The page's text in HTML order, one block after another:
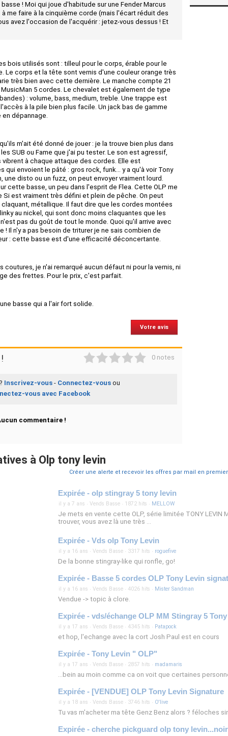
! Moi qui joue d'habitude sur une Fender Marcus
me faire à la cinquième corde (mais l'écart réduit des
avez l'occasion de l'acquérir : jetez-vous dessus ! Et
bois utilisés sont : tilleul pour le corps, érable pour le
Le corps et la tête sont vernis d'une couleur orange très
très bien avec cette dernière. Le manche compte 21
5 cordes. Le chevalet est également de type
: volume, bass, medium, treble. Une trappe est
à la pile bien plus facile. Un jack bas de gamme
dépannage.
m'ait été donné de jouer : je la trouve bien plus dans
SUB ou Fame que j'ai pu tester. Le son est agressif,
à chaque attaque des cordes. Elle est
envoient le pâté : gros rock, funk... y a qu'à voir Tony
disto ou un fuzz, on peut envoyer vraiment lourd.
cette basse, un peu dans l'esprit de Flea. Cette OLP me
Si est vraiment très défini et plein de pêche. On peut
claquant, métallique. Il faut dire que les cordes montées
au nickel, qui sont donc moins claquantes que les
pas du goût de tout le monde. Quoi qu'il arrive avec
Il n'y a pas besoin de triturer je ne sais combien de
: cette basse est d'une efficacité déconcertante.
je n'ai remarqué aucun défaut ni pour la vernis, ni
des frettes. Pour le prix, c'est parfait.
basse qui a l'air fort solide.
Votre avis
0 notes
Inscrivez-vous - Connectez-vous ou
vous avec Facebook
commentaire !
à Olp tony levin
Créer une alerte et recevoir les offres par mail en premier
Expirée - olp stingray 5 tony levin
il y a 7 ans · Vends Basse · 1872 hits · MELLOW
Je mets en vente cette OLP, série limitée TONY
trouver, vous avez là une très ...
Expirée - Vds olp Tony Levin
il y a 16 ans · Vends Basse · 3317 hits · roguefive
De la bonne stingray-like qui ronfle, go!
Expirée - Basse 5 cordes OLP Tony Levin
il y a 16 ans · Vends Basse · 4026 hits · Mister Sandman
Vendue -> topic à clore.
Expirée - vds/échange OLP MM Stingray 5
il y a 17 ans · Vends Basse · 4345 hits · Patapock
et hop, l'echange avec la cort Josh Paul est en cours
Expirée - Tony Levin " OLP"
il y a 17 ans · Vends Basse · 2857 hits · madamaris
...bein au moin comme ca on voit que certaines
Expirée - [VENDUE] OLP Tony Levin Signature
il y a 18 ans · Vends Basse · 3746 hits · O'live
Tu vas m'acheter ma tête Genz Benz alors ? féloches
Expirée - cherche pickguard olp tony levin...noir